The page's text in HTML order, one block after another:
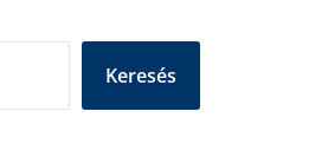
Keresés